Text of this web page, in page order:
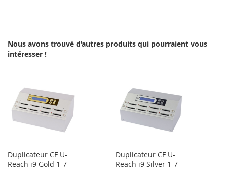
D’ENVIE
LISTE
Nous avons trouvé d’autres produits qui pourraient vous
intéresser !
Duplicateur CF U-
Reach i9 Gold 1-7
Duplicateur CF U-
Reach i9 Silver 1-7